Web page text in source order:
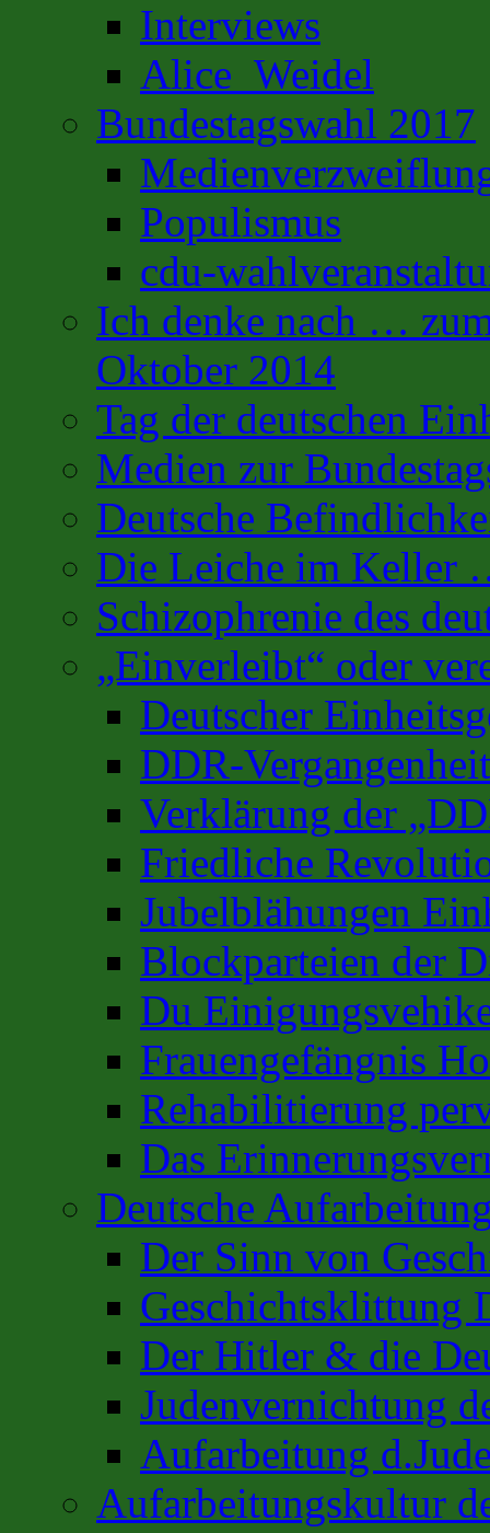
Interviews
Alice_Weidel
Bundestagswahl 2017
Populismus
cdu-
Ich denke nach …
Oktober 2014
Tag der deutschen
Medien zur
Deutsche
Die Leiche im Keller
Schizophrenie des
„Einverleibt“ oder
Deutscher
DDR-Vergangenheit
Verklärung der
Friedliche
Jubelblähungen
Blockparteien der
Du
Frauengefängnis
Rehabilitierung
Das
Deutsche
Der Sinn von
Geschichtsklittung
Der Hitler & die
Judenvernichtung
Aufarbeitung
Aufarbeitungskultur